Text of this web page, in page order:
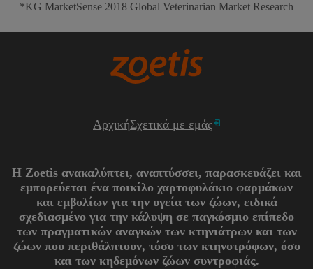
*KG MarketSense 2018 Global Veterinarian Market Research
ΑρχικήΣχετικά με εμάς
Η Zoetis ανακαλύπτει, αναπτύσσει, παρασκευάζει και
εμπορεύεται ένα ποικίλο χαρτοφυλάκιο φαρμάκων
και εμβολίων για την υγεία των ζώων, ειδικά
σχεδιασμένο για την κάλυψη σε παγκόσμιο επίπεδο
των πραγματικών αναγκών των κτηνιάτρων και των
ζώων που περιθάλπτουν, τόσο των κτηνοτρόφων, όσο
και των κηδεμόνων ζώων συντροφιάς.